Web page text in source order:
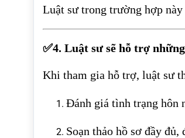
Luật sư trong trường hợp
✅4. Luật sư sẽ hỗ trợ
Khi tham gia hỗ trợ, luật sư
Đánh giá tình trạng hôn
Soạn thảo hồ sơ đầy